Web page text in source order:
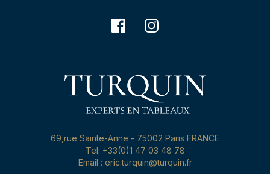
69,rue Sainte-Anne - 75002 Paris FRANCE
Tel: +33(0)1 47 03 48 78
Email : eric.turquin@turquin.fr